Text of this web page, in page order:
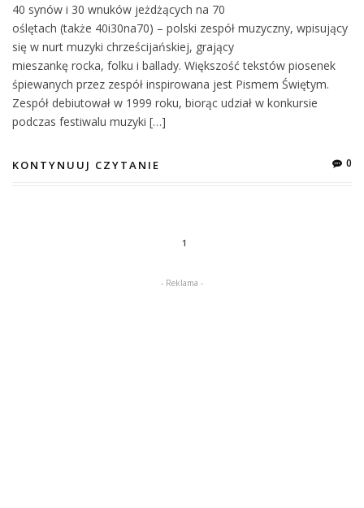
40 synów i 30 wnuków jeżdżących na 70
oślętach (także 40i30na70) – polski zespół muzyczny, wpisujący
się w nurt muzyki chrześcijańskiej, grający
mieszankę rocka, folku i ballady. Większość tekstów piosenek
śpiewanych przez zespół inspirowana jest Pismem Świętym.
Zespół debiutował w 1999 roku, biorąc udział w konkursie
podczas festiwalu muzyki […]
KONTYNUUJ CZYTANIE 0
1
- Reklama -